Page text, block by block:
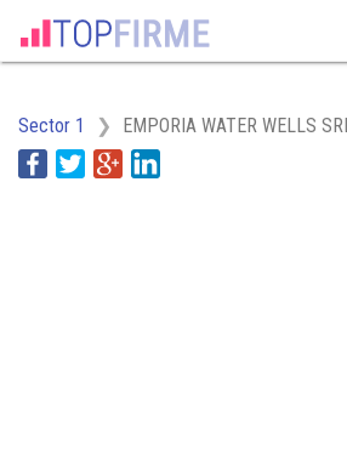
Sector 1 EMPORIA WATER WELLS